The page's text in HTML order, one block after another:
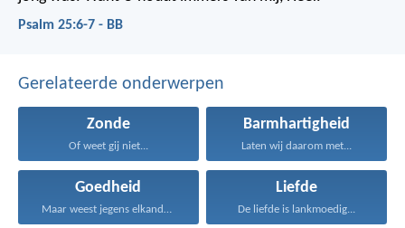
Psalm 25:6-7 - BB
Gerelateerde onderwerpen
Zonde
Of weet gij niet...
Barmhartigheid
Laten wij daarom met...
Goedheid
Maar weest jegens elkander...
Liefde
De liefde is lankmoedig...